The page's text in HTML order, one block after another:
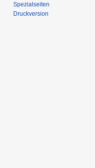
Spezialseiten
Druckversion